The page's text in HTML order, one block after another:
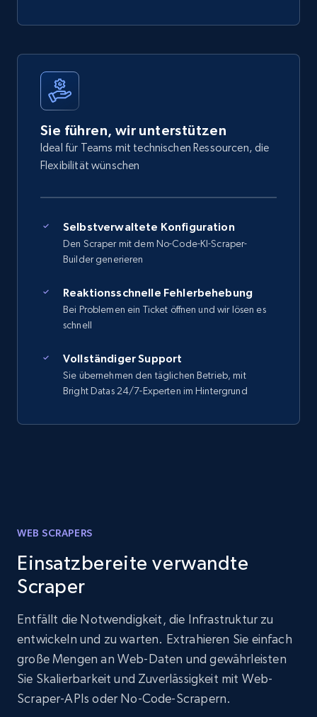
Sie führen, wir unterstützen
Ideal für Teams mit technischen Ressourcen, die
Flexibilität wünschen
Selbstverwaltete Konfiguration
Den Scraper mit dem No-Code-KI-Scraper-
Builder generieren
Reaktionsschnelle Fehlerbehebung
Bei Problemen ein Ticket öffnen und wir lösen es
schnell
Vollständiger Support
Sie übernehmen den täglichen Betrieb, mit
Bright Datas 24/7-Experten im Hintergrund
WEB SCRAPERS
Einsatzbereite verwandte
Scraper
Entfällt die Notwendigkeit, die Infrastruktur zu
entwickeln und zu warten. Extrahieren Sie einfach
große Mengen an Web-Daten und gewährleisten
Sie Skalierbarkeit und Zuverlässigkeit mit Web-
Scraper-APIs oder No-Code-Scrapern.